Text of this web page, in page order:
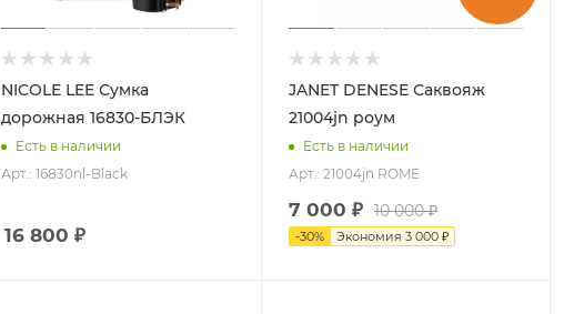
NICOLE LEE Сумка
дорожная 16830-БЛЭК
Есть в наличии
Арт.: 16830nl-Black
16 800 ₽
JANET DENESE Саквояж
21004jn роум
Есть в наличии
Арт.: 21004jn ROME
7 000 ₽ 10 000₽
-30% Экономия3 000 ₽